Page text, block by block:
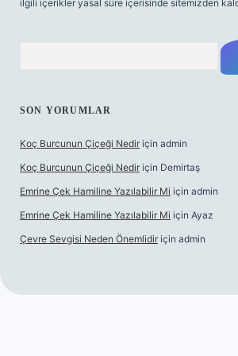
ilgili içerikler yasal süre içerisinde sitemizden
SON YORUMLAR
Koç Burcunun Çiçeği Nedir için admin
Koç Burcunun Çiçeği Nedir için Demirtaş
Emrine Çek Hamiline Yazılabilir Mi için admin
Emrine Çek Hamiline Yazılabilir Mi için Ayaz
Çevre Sevgisi Neden Önemlidir için admin